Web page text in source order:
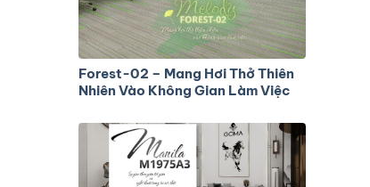
Forest-02 – Mang Hơi Thở Thiên
Nhiên Vào Không Gian Làm Việc